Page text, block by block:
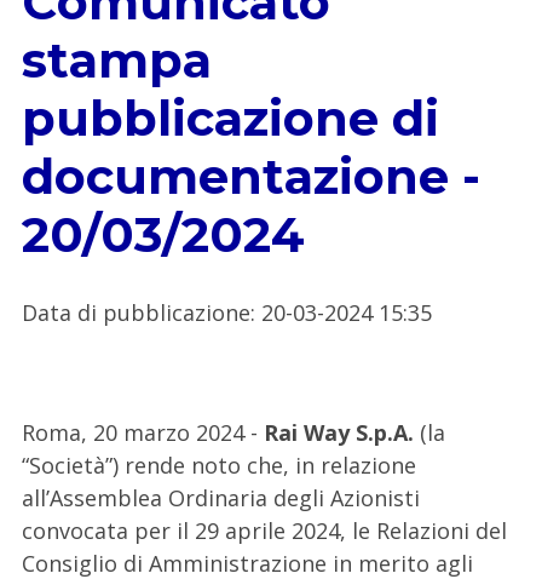
stampa
pubblicazione di
documentazione -
20/03/2024
Data di pubblicazione: 20-03-2024 15:35
Roma, 20 marzo 2024 - Rai Way S.p.A. (la
“Società”) rende noto che, in relazione
all’Assemblea Ordinaria degli Azionisti
convocata per il 29 aprile 2024, le Relazioni del
Consiglio di Amministrazione in merito agli